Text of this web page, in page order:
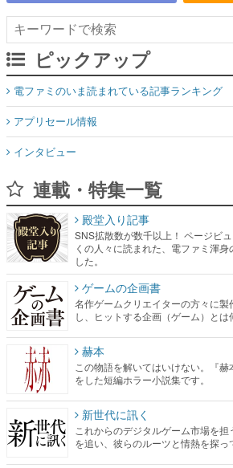
ピックアップ
電ファミのいま読まれている記事ランキング
アプリセール情報
インタビュー
連載・特集一覧
殿堂入り記事
SNS拡散数が数千以上！ ページビ
くの人々に読まれた、電ファミ渾身
した。
ゲームの企画書
名作ゲームクリエイターの方々に製
し、ヒットする企画（ゲーム）とは
赫本
この物語を解いてはいけない。『
をした短編ホラー小説集です。
新世代に訊く
これからのデジタルゲーム市場を
を追い、彼らのルーツと情熱を探っ